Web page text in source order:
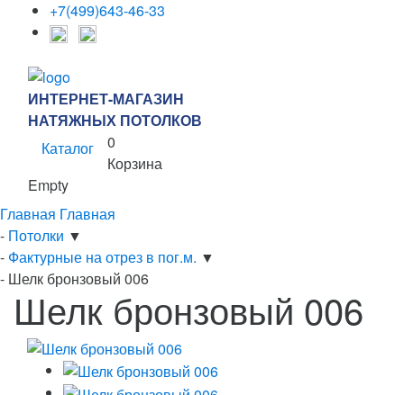
+7(499)643-46-33
ИНТЕРНЕТ-МАГАЗИН
НАТЯЖНЫХ ПОТОЛКОВ
Каталог
0
Корзина
Empty
Главная Главная
- Потолки ▼
- Фактурные на отрез в пог.м. ▼
- Шелк бронзовый 006
Шелк бронзовый 006